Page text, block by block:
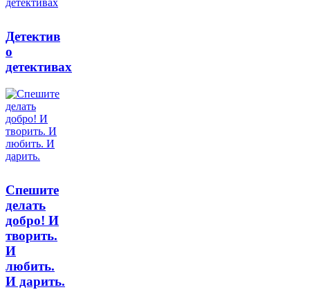
Детектив
о
детективах
Спешите
делать
добро! И
творить.
И
любить.
И дарить.